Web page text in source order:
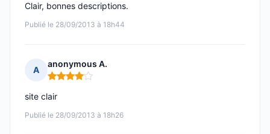
Publié le 28/09/2013 à 18h44
Clair, bonnes descriptions.
A
anonymous A.
Note : 4 sur 5
Publié le 28/09/2013 à 18h26
site clair